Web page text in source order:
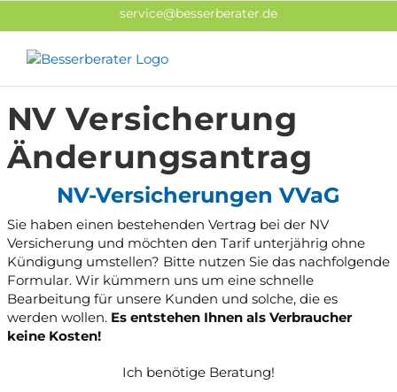
Inhalt
springen
service@besserberater.de
NV Versicherung
Änderungsantrag
NV-Versicherungen VVaG
Sie haben einen bestehenden Vertrag bei der NV
Versicherung und möchten den Tarif unterjährig ohne
Kündigung umstellen? Bitte nutzen Sie das nachfolgende
Formular. Wir kümmern uns um eine schnelle
Bearbeitung für unsere Kunden und solche, die es
werden wollen. Es entstehen Ihnen als Verbraucher
keine Kosten!
Ich benötige Beratung!